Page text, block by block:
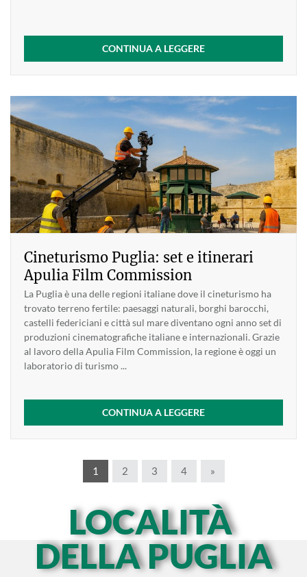
CONTINUA A LEGGERE
Cineturismo Puglia: set e itinerari
Apulia Film Commission
La Puglia è una delle regioni italiane dove il cineturismo ha
trovato terreno fertile: paesaggi naturali, borghi barocchi,
castelli federiciani e città sul mare diventano ogni anno set di
produzioni cinematografiche italiane e internazionali. Grazie
al lavoro della Apulia Film Commission, la regione è oggi un
laboratorio di turismo ...
CONTINUA A LEGGERE
1 2 3 4 »
LOCALITÀ
DELLA PUGLIA